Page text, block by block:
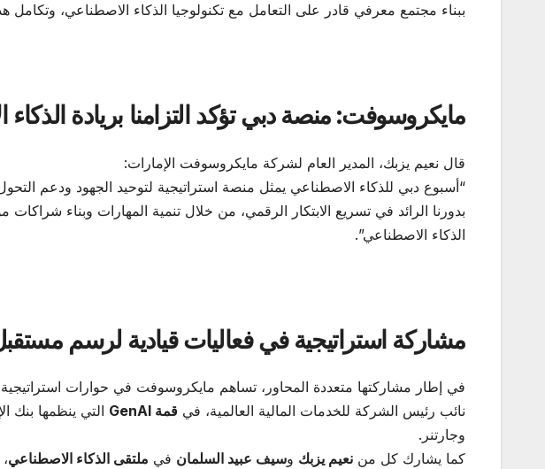
ببناء مجتمع معرفي قادر على التعامل مع تكنولوجيا الذكاء الاصطناعي، وتكامل
مايكروسوفت: منصة دبي تؤكد التزامنا بريادة
قال نعيم يزبك، المدير العام لشركة مايكروسوفت الإمارات:
“أسبوع دبي للذكاء الاصطناعي يمثل منصة استراتيجية لتوحيد الجهود ودعم
بدورنا الرائد في تسريع الابتكار الرقمي، من خلال تنمية المهارات وبناء
الذكاء الاصطناعي”.
مشاركة استراتيجية في فعاليات قيادية لرسم
في إطار مشاركتها متعددة المحاور، تساهم مايكروسوفت في حوارات
نائب رئيس الشركة للخدمات المالية العالمية، في قمة
التي ينظمها بنك
وجارتنر.
كما يشارك كل من نعيم يزبك وسيف عبيد السلمان في ملتقى الذكاء الاصطناعي